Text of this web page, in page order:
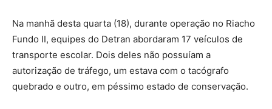
Na manhã desta quarta (18), durante operação no Riacho
Fundo II, equipes do Detran abordaram 17 veículos de
transporte escolar. Dois deles não possuíam a
autorização de tráfego, um estava com o tacógrafo
quebrado e outro, em péssimo estado de conservação.